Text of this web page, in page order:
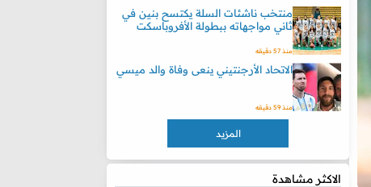
منتخب ناشئات السلة يكتسح بنين في
ثاني مواجهاته ببطولة الأفروباسكت
منذ 57 دقيقه
الاتحاد الأرجنتيني ينعى وفاة والد ميسي
منذ 59 دقيقه
المزيد
الاكثر مشاهدة